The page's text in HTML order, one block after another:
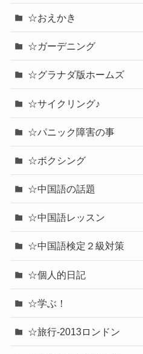
☆おえかき
☆ガーデニング
☆グラナダ版ホームズ
☆サイクリング♪
☆パニック障害の事
☆ボクシング
☆中国語の話題
☆中国語レッスン
☆中国語検定２級対策
☆個人的日記
☆学ぶ！
☆旅行-2013ロンドン